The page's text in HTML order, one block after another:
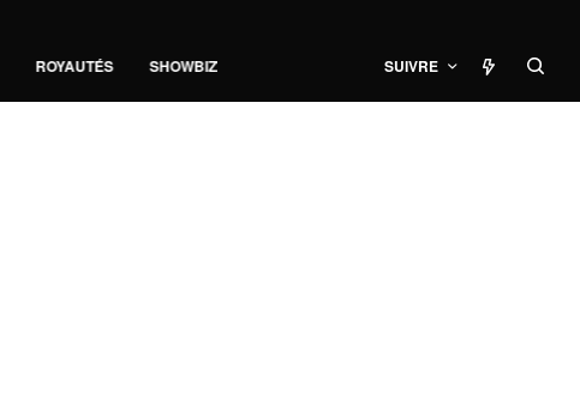
ROYAUTÉS SHOWBIZ SUIVRE